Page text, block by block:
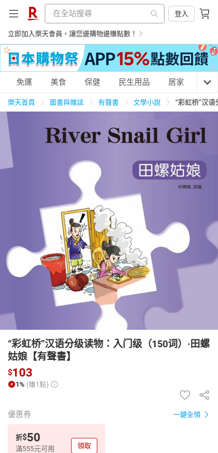
登入
立即加入樂天會員，讓您邊購物邊賺點數！
購物網分類
天天免運 美食蛋糕 養生保健 民生用品
運動休閒 親子玩具
男裝 化妝保養
日本購物 電子/紙本書
HOT
免運 美食 保健 民生用品 居家 3C
樂天首頁 圖書與雜誌 有聲書 文學小說 “彩虹桥”汉
“彩虹桥”汉语分级读物：入门级（150词）·田螺
姑娘【有聲書】
$103
1% (賺1點)
優惠券 一鍵全領
折$50
滿555元可用 領取